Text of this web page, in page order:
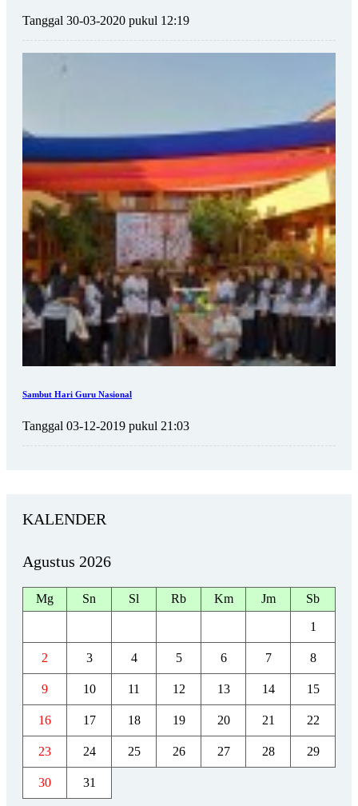
Tanggal 30-03-2020 pukul 12:19
Sambut Hari Guru Nasional
Tanggal 03-12-2019 pukul 21:03
KALENDER
Agustus 2026
Mg Sn Sl Rb Km Jm Sb
1
2 3 4 5 6 7 8
9 10 11 12 13 14 15
16 17 18 19 20 21 22
23 24 25 26 27 28 29
30 31